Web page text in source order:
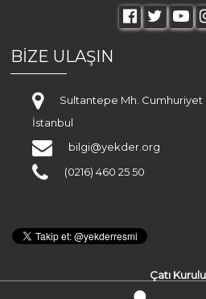
BİZE ULAŞIN
Sultantepe Mh. Cumhuriyet
İstanbul
bilgi@yekder.org
(0216) 460 25 50
Çatı